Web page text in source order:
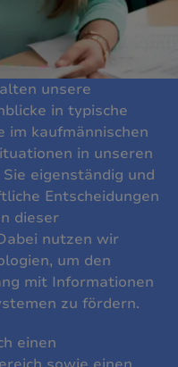
unsere
in typische
im kaufmännischen
in unseren
eigenständig und
Entscheidungen
dieser
nutzen wir
um den
mit Informationen
zu fördern.
einen